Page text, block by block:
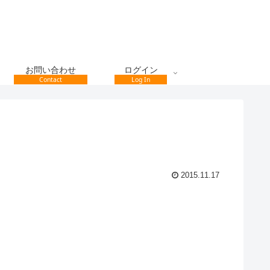
お問い合わせ
Contact
ログイン
Log In
2015.11.17